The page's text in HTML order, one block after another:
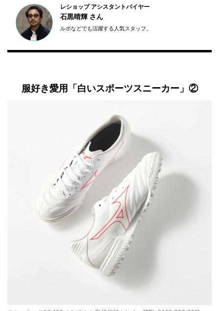
レショップ アシスタントバイヤー
石黒晴輝 さん
ルポなどでも活躍する人気スタッフ。
服好き愛用「白いスポーツスニーカー」②